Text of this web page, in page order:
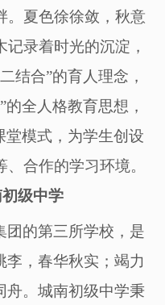
。夏色徐徐敛，秋意
录着时光的沉淀，
结合”的育人理念，
全人格教育思想，
堂模式，为学生创设
合作的学习环境。
初级中学
团的第三所学校 ，是
李，春华秋实；竭力
舟。城南初级中学秉